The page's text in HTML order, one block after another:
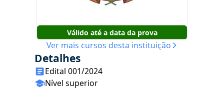
Válido até a data da prova
Ver mais cursos desta instituição
Detalhes
Edital 001/2024
Nível superior